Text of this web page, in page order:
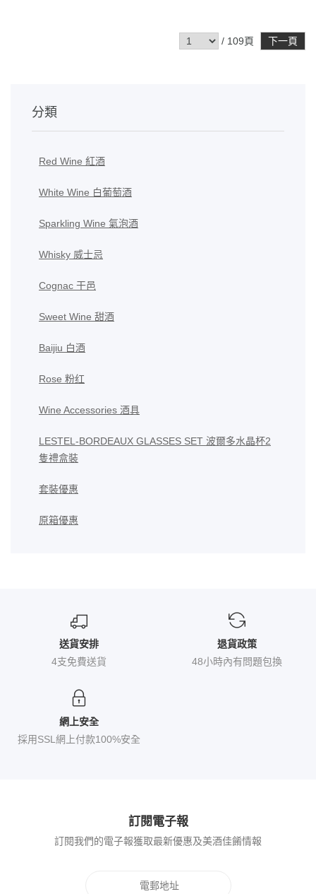
分類
Red Wine 紅酒
White Wine 白葡萄酒
Sparkling Wine 氣泡酒
Whisky 威士忌
Cognac 干邑
Sweet Wine 甜酒
Baijiu 白酒
Rose 粉红
Wine Accessories 酒具
LESTEL-BORDEAUX GLASSES SET 波爾多水晶杯2
隻禮盒裝
套裝優惠
原箱優惠
/ 109頁 下一頁
送貨安排
4支免費送貨
退貨政策
48小時內有問題包換
網上安全
採用SSL網上付款100%安全
訂閱電子報
訂閱我們的電子報獲取最新優惠及美酒佳餚情報